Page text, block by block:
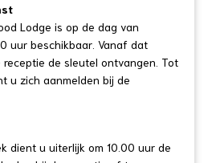
Lodge is op de dag van
uur beschikbaar. Vanaf dat
de sleutel ontvangen. Tot
u zich aanmelden bij de
dient u uiterlijk om 10.00 uur de